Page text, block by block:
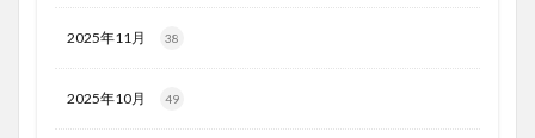
2025年11月 38
2025年10月 49